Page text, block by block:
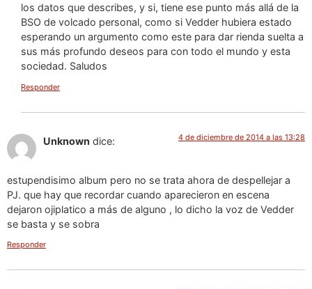
los datos que describes, y si, tiene ese punto más allá de la
BSO de volcado personal, como si Vedder hubiera estado
esperando un argumento como este para dar rienda suelta a
sus más profundo deseos para con todo el mundo y esta
sociedad. Saludos
Responder
Unknown dice: 4 de diciembre de 2014 a las 13:28
estupendisimo album pero no se trata ahora de despellejar a
PJ. que hay que recordar cuando aparecieron en escena
dejaron ojiplatico a más de alguno , lo dicho la voz de Vedder
se basta y se sobra
Responder